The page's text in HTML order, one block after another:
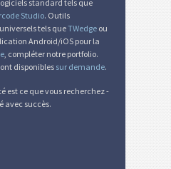
standard tels que
Studio. Outils
tels queTWedge ou
Android/iOS pour la
, compléter notre portfolio.
disponibles sur demande.
est ce que vous recherchez -
avec succès.